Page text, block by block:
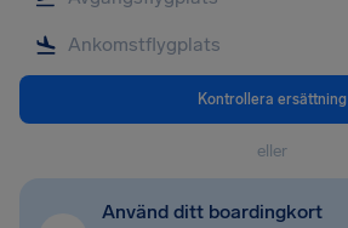
Kontrollera ersättning
eller
Använd ditt boardingkort